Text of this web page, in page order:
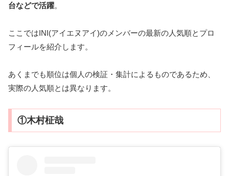
台などで活躍。
ここではINI(アイエヌアイ)のメンバーの最新の人気順とプロ
フィールを紹介します。
あくまでも順位は個人の検証・集計によるものであるため、
実際の人気順とは異なります。
①木村柾哉